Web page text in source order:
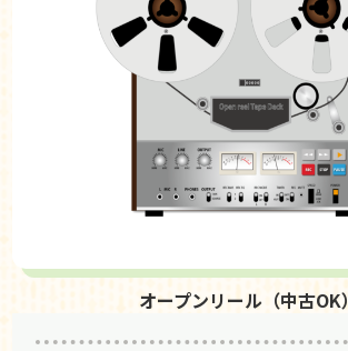
オープンリール（中古OK）